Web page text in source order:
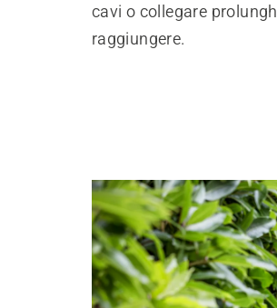
cavi o collegare
raggiungere.